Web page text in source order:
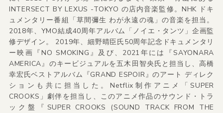
INTERSECT BY LEXUS -TOKYO の店内音楽監修。NHK ドキ
ュメンタリー番組「草間彌生 わが永遠の魂」の音楽を担当。
2018年、YMO結成40周年アルバム「ノイエ・タンツ」企画監
修デザイン。 2019年、細野晴臣氏50周年記念ドキュメンタリ
ー映画『NO SMOKING』及び、2021年には『SAYONARA
AMERICA』のキービジュアルを五木田智央氏と担当し、高橋
幸宏氏ベストアルバム『GRAND ESPOIR』のアート ディレク
ションも共に担当した。Netflix制作アニメ「SUPER
CROOKS」劇伴を担当し、このアニメ作品のサウンド・トラ
ック盤『SUPER CROOKS (SOUND TRACK FROM THE